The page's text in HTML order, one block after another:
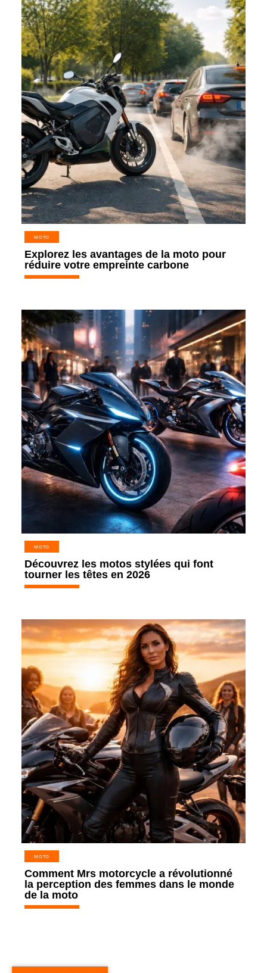
MOTO
Explorez les avantages de la moto pour
réduire votre empreinte carbone
MOTO
Découvrez les motos stylées qui font
tourner les têtes en 2026
MOTO
Comment Mrs motorcycle a révolutionné
la perception des femmes dans le monde
de la moto